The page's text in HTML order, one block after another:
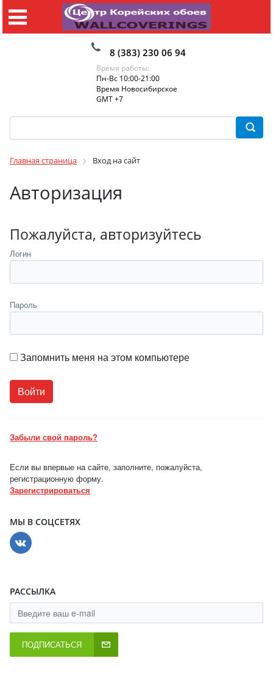
8 (383) 230 06 94
Время работы:
Пн-Вс 10:00-21:00
Время Новосибирское
GMT +7
Главная страница Вход на сайт
Авторизация
Пожалуйста, авторизуйтесь
Логин
Пароль
Запомнить меня на этом компьютере
Забыли свой пароль?
Если вы впервые на сайте, заполните, пожалуйста,
регистрационную форму.
Зарегистрироваться
МЫ В СОЦСЕТЯХ
РАССЫЛКА
ПОДПИСАТЬСЯ